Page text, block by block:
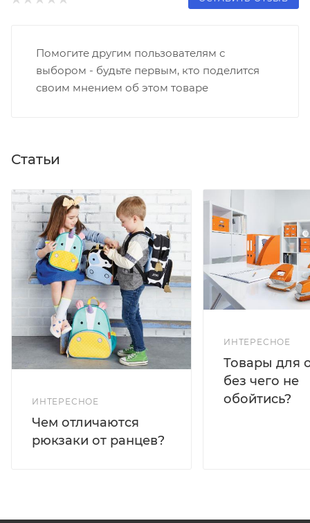
Помогите другим пользователям с
выбором - будьте первым, кто поделится
своим мнением об этом товаре
Статьи
ИНТЕРЕСНОЕ
Чем отличаются
рюкзаки от ранцев?
ИНТЕРЕСНОЕ
Товары для
без чего не
обойтись?